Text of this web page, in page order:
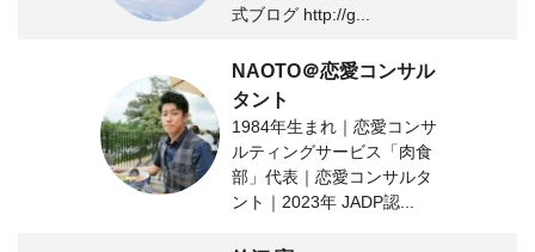
式ブログ http://g...
NAOTO＠恋愛コンサル
タント
1984年生まれ｜恋愛コンサ
ルティングサービス「肉食
部」代表｜恋愛コンサルタ
ント｜2023年 JADP認...